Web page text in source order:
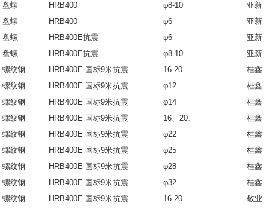
盘螺
HRB400 φ8-10
亚新
盘螺
HRB400 φ6
亚新
盘螺
HRB400E抗震 φ6
亚新
盘螺
HRB400E抗震 φ8-10
亚新
螺纹钢
HRB400E 国标9米抗震 16-20
桂鑫
螺纹钢
HRB400E 国标9米抗震 φ12
桂鑫
螺纹钢
HRB400E 国标9米抗震 φ14
桂鑫
螺纹钢
HRB400E 国标9米抗震 16、20、
桂鑫
螺纹钢
HRB400E 国标9米抗震 φ22
桂鑫
螺纹钢
HRB400E 国标9米抗震 φ25
桂鑫
螺纹钢
HRB400E 国标9米抗震 φ28
桂鑫
螺纹钢
HRB400E 国标9米抗震 φ32
桂鑫
螺纹钢
HRB400E 国标9米抗震 16-20
敬业